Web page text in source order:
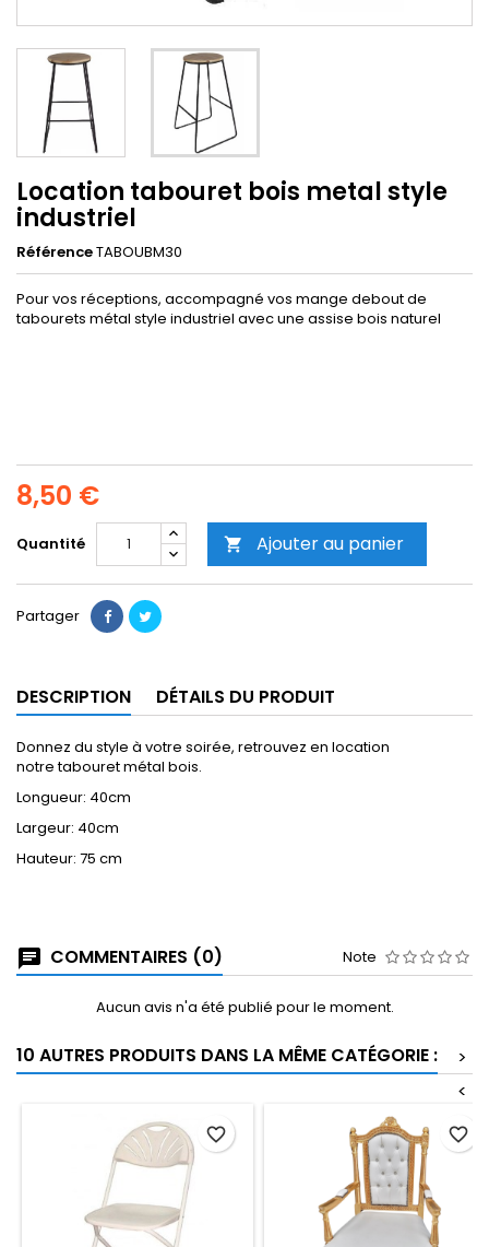
Location tabouret bois metal style
industriel
RéférenceTABOUBM30
Pour vos réceptions, accompagné vos mange debout de
tabourets métal style industriel avec une assise bois naturel
8,50 €
Quantité  Ajouter au panier
Partager
DESCRIPTION DÉTAILS DU PRODUIT
Donnez du style à votre soirée, retrouvez en location
notre tabouret métal bois.
Longueur: 40cm
Largeur: 40cm
Hauteur: 75 cm
COMMENTAIRES (0) Note
Aucun avis n'a été publié pour le moment.
10 AUTRES PRODUITS DANS LA MÊME CATÉGORIE :
>
<
favorite_border favorite_border